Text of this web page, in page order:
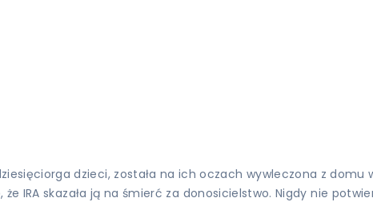
dzieci, została na ich oczach wywleczona z
IRA skazała ją na śmierć za donosicielstwo. Nigdy nie